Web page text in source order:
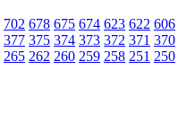
702 678 675 674 623 622 606
377 375 374 373 372 371 370
265 262 260 259 258 251 250